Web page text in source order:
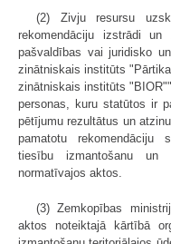
(2) Zivju resursu
rekomendāciju izstrādi
pašvaldības vai juridisko
zinātniskais institūts
zinātniskais institūts
personas, kuru statūtos ir
pētījumu rezultātus un
pamatotu rekomendāciju
tiesību izmantošanu un
normatīvajos aktos.
(3) Zemkopības
aktos noteiktajā kārtībā